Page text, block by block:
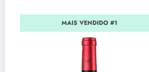
MAIS VENDIDO #1